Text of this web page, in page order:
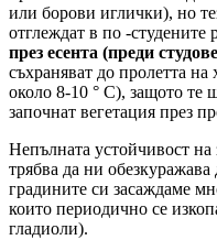
или борови иглички), но
отглеждат в по -студените
през есента (преди
съхраняват до пролетта
около 8-10 ° C), защото те
започнат вегетация през
Непълната устойчивост на
трябва да ни
градините си засаждаме
които периодично се
гладиоли).